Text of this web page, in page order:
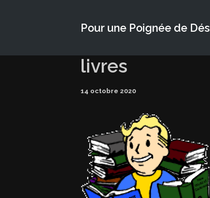
Pour une Poignée de Dés
livres
14 octobre 2020